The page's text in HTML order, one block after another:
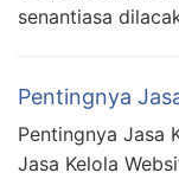
senantiasa
Pentingnya
Pentingnya Jasa
Jasa Kelola